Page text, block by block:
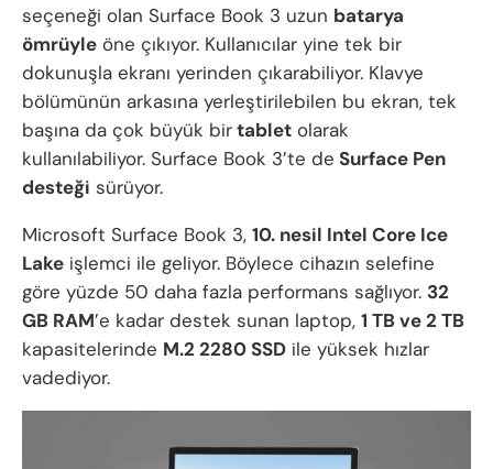
seçeneği olan Surface Book 3 uzun batarya
ömrüyle öne çıkıyor. Kullanıcılar yine tek bir
dokunuşla ekranı yerinden çıkarabiliyor. Klavye
bölümünün arkasına yerleştirilebilen bu ekran, tek
başına da çok büyük birtablet olarak
kullanılabiliyor. Surface Book 3’te de Surface Pen
desteği sürüyor.
Microsoft Surface Book 3, 10. nesil Intel Core Ice
Lake işlemci ile geliyor. Böylece cihazın selefine
göre yüzde 50 daha fazla performans sağlıyor. 32
GB RAM’e kadar destek sunan laptop, 1 TB ve 2 TB
kapasitelerinde M.2 2280 SSD ile yüksek hızlar
vadediyor.